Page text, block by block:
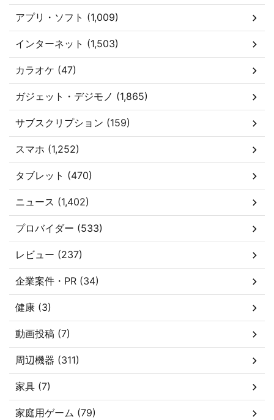
アプリ・ソフト (1,009)
インターネット (1,503)
カラオケ (47)
ガジェット・デジモノ (1,865)
サブスクリプション (159)
スマホ (1,252)
タブレット (470)
ニュース (1,402)
プロバイダー (533)
レビュー (237)
企業案件・PR (34)
健康 (3)
動画投稿 (7)
周辺機器 (311)
家具 (7)
家庭用ゲーム (79)